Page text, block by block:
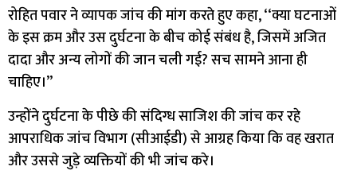
रोहित पवार ने व्यापक जांच की मांग करते हुए कहा, ‘‘क्या घटनाओं
के इस क्रम और उस दुर्घटना के बीच कोई संबंध है, जिसमें अजित
दादा और अन्य लोगों की जान चली गई? सच सामने आना ही
चाहिए।’’
उन्होंने दुर्घटना के पीछे की संदिग्ध साजिश की जांच कर रहे
आपराधिक जांच विभाग (सीआईडी) से आग्रह किया कि वह खरात
और उससे जुड़े व्यक्तियों की भी जांच करे।